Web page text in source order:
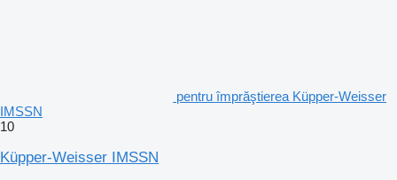
pentru împrăştierea Küpper-Weisser
IMSSN
10
Küpper-Weisser IMSSN